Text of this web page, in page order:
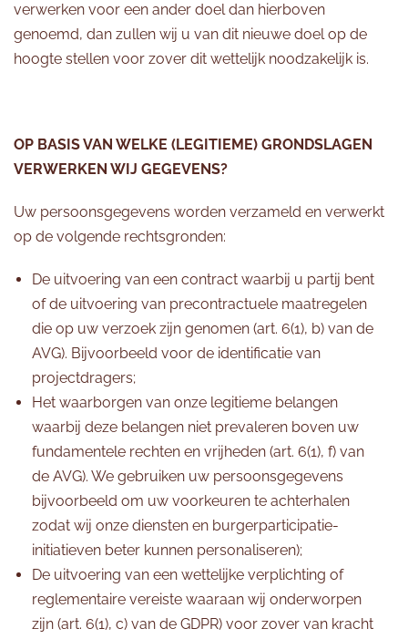
verwerken voor een ander doel dan hierboven
genoemd, dan zullen wij u van dit nieuwe doel op de
hoogte stellen voor zover dit wettelijk noodzakelijk is.
OP BASIS VAN WELKE (LEGITIEME) GRONDSLAGEN
VERWERKEN WIJ GEGEVENS?
Uw persoonsgegevens worden verzameld en verwerkt
op de volgende rechtsgronden:
De uitvoering van een contract waarbij u partij bent
of de uitvoering van precontractuele maatregelen
die op uw verzoek zijn genomen (art. 6(1), b) van de
AVG). Bijvoorbeeld voor de identificatie van
projectdragers;
Het waarborgen van onze legitieme belangen
waarbij deze belangen niet prevaleren boven uw
fundamentele rechten en vrijheden (art. 6(1), f) van
de AVG). We gebruiken uw persoonsgegevens
bijvoorbeeld om uw voorkeuren te achterhalen
zodat wij onze diensten en burgerparticipatie-
initiatieven beter kunnen personaliseren);
De uitvoering van een wettelijke verplichting of
reglementaire vereiste waaraan wij onderworpen
zijn (art. 6(1), c) van de GDPR) voor zover van kracht